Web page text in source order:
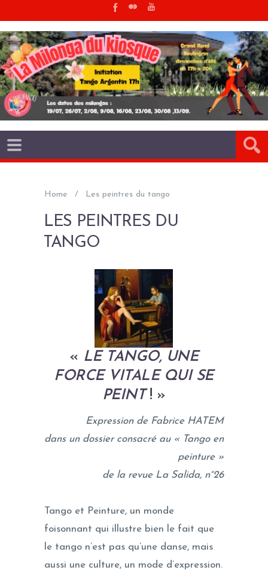
Home Les peintres du tango
LES PEINTRES DU
TANGO
« LE TANGO, UNE
FORCE VITALE QUI SE
PEINT ! »
Expression de Fabrice HATEM
dans un dossier consacré au « Tango en
peinture »
de la revue La Salida, n°26
Tango et Peinture, un monde
foisonnant qui illustre bien le fait que
le tango n’est pas qu’une danse, mais
aussi une culture, un mode d’expression.